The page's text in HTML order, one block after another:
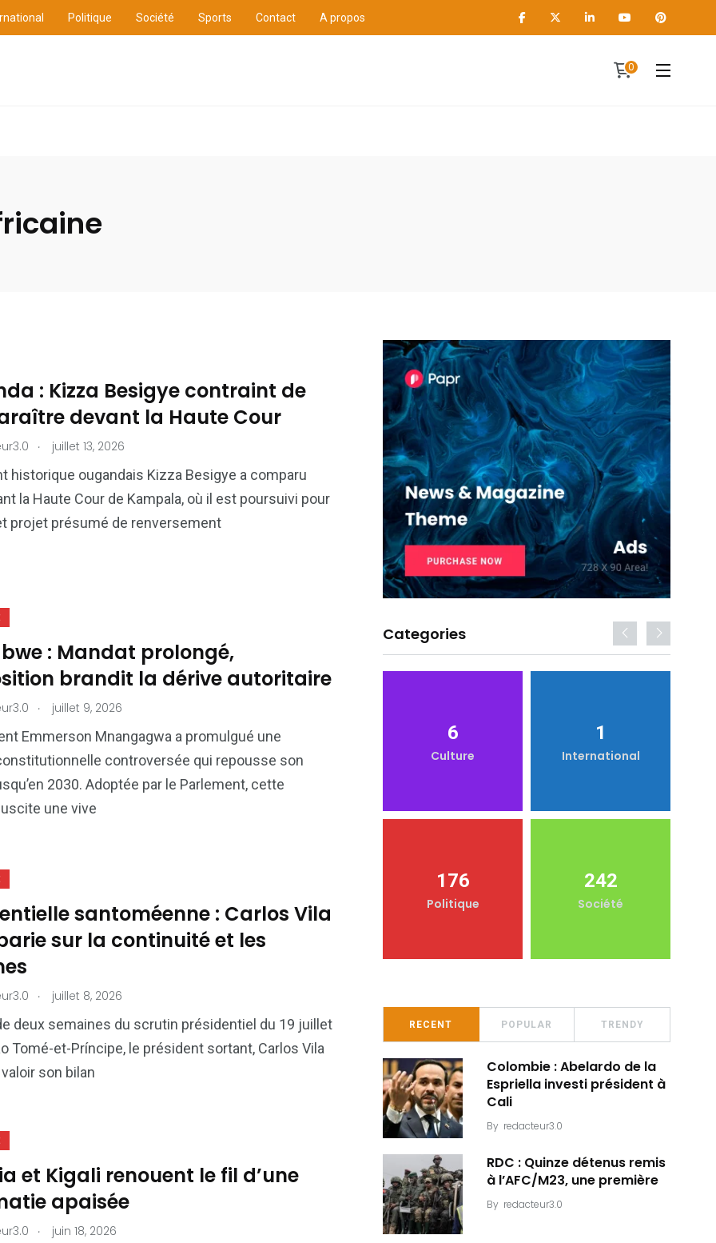
Politique Société Sports Contact A propos
0
: Kizza Besigye contraint de
devant la Haute Cour
. juillet 13, 2026
historique ougandais Kizza Besigye a comparu
la Haute Cour de Kampala, où il est poursuivi pour
projet présumé de renversement
: Mandat prolongé,
brandit la dérive autoritaire
. juillet 9, 2026
Emmerson Mnangagwa a promulgué une
controversée qui repousse son
2030. Adoptée par le Parlement, cette
une vive
santoméenne : Carlos Vila
sur la continuité et les
. juillet 8, 2026
deux semaines du scrutin présidentiel du 19 juillet
Tomé-et-Príncipe, le président sortant, Carlos Vila
son bilan
et Kigali renouent le fil d’une
apaisée
. juin 18, 2026
Categories
81
Sports
42
Uncategorized
6
Culture
1
International
176
Politique
242
Société
RECENT POPULAR TRENDY
Colombie : Abelardo de la
Espriella investi président à
Cali
By redacteur3.0
RDC : Quinze détenus remis
à l’AFC/M23, une première
By redacteur3.0